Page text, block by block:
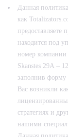
Данная
как
предоставляете
находится под
номер компании
Skanstes 29А –
заполнив
Вас возникли
стратегиях и
нашими